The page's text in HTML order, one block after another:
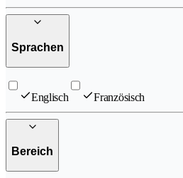
Sprachen
Englisch Französisch
Bereich